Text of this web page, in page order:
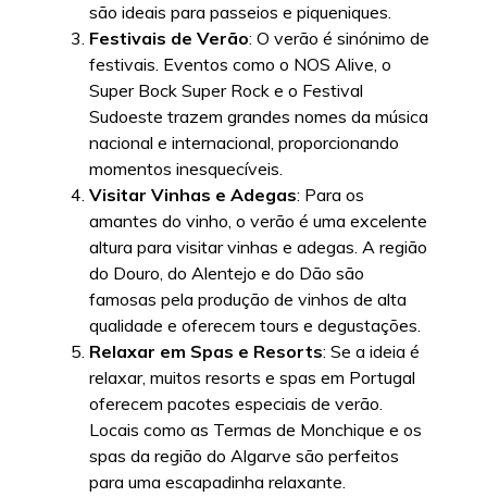
são ideais para passeios e piqueniques.
Festivais de Verão: O verão é sinónimo de
festivais. Eventos como o NOS Alive, o
Super Bock Super Rock e o Festival
Sudoeste trazem grandes nomes da música
nacional e internacional, proporcionando
momentos inesquecíveis.
Visitar Vinhas e Adegas: Para os
amantes do vinho, o verão é uma excelente
altura para visitar vinhas e adegas. A região
do Douro, do Alentejo e do Dão são
famosas pela produção de vinhos de alta
qualidade e oferecem tours e degustações.
Relaxar em Spas e Resorts: Se a ideia é
relaxar, muitos resorts e spas em Portugal
oferecem pacotes especiais de verão.
Locais como as Termas de Monchique e os
spas da região do Algarve são perfeitos
para uma escapadinha relaxante.